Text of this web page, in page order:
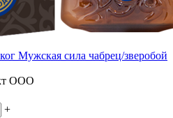
Мужская сила чабрец/зверобой
ООО
+